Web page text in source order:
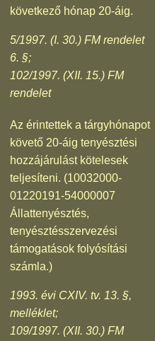
következő hónap 20-áig.
5/1997. (I. 30.) FM rendelet
6. §;
102/1997. (XII. 15.) FM
rendelet
Az érintettek a tárgyhónapot
követő 20-áig tenyésztési
hozzájárulást kötelesek
teljesíteni. (10032000-
01220191-54000007
Állattenyésztés,
tenyésztésszervezési
támogatások folyósítási
számla.)
1993. évi CXIV. tv. 13. §,
melléklet;
109/1997. (XII. 30.) FM